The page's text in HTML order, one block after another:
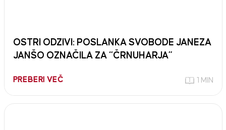
OSTRI ODZIVI: POSLANKA SVOBODE JANEZA
JANŠO OZNAČILA ZA “ČRNUHARJA”
PREBERI VEČ 1 MIN